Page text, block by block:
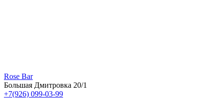
Rose Bar
Большая Дмитровка 20/1
+7(926) 099-03-99